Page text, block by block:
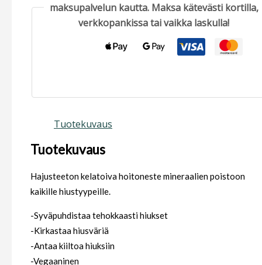
maksupalvelun kautta. Maksa kätevästi kortilla,
verkkopankissa tai vaikka laskulla!
Tuotekuvaus
Tuotekuvaus
Hajusteeton kelatoiva hoitoneste mineraalien poistoon
kaikille hiustyypeille.
-Syväpuhdistaa tehokkaasti hiukset
-Kirkastaa hiusväriä
-Antaa kiiltoa hiuksiin
-Vegaaninen